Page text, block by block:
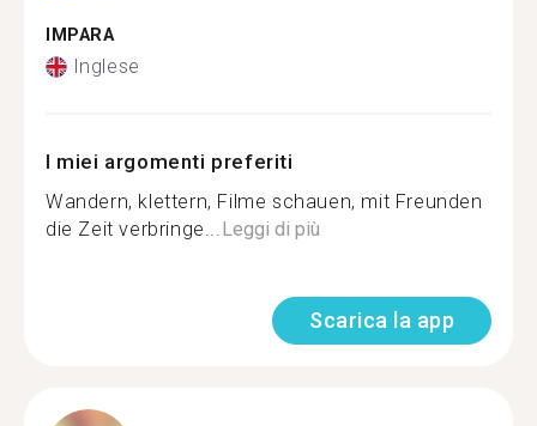
IMPARA
Inglese
I miei argomenti preferiti
Wandern, klettern, Filme schauen, mit Freunden
die Zeit verbringe...Leggi di più
Scarica la app